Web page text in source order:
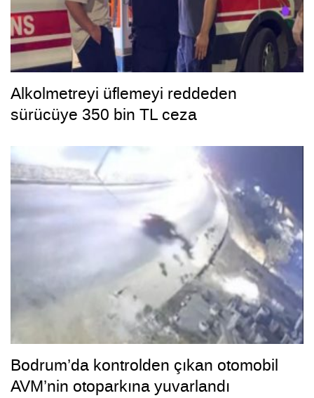
Alkolmetreyi üflemeyi reddeden
sürücüye 350 bin TL ceza
Bodrum’da kontrolden çıkan otomobil
AVM’nin otoparkına yuvarlandı